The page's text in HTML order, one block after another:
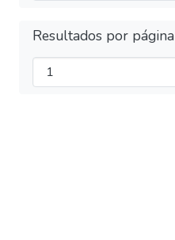
Resultados por página